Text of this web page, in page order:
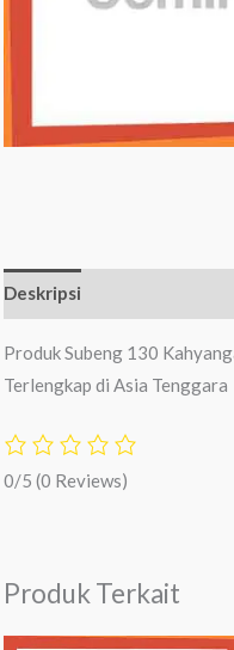
Deskripsi
Produk Subeng 130
Terlengkap di Asia Tenggara
0/5 (0 Reviews)
Produk Terkait